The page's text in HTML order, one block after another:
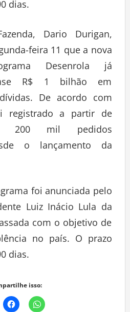
dias.
Dario Durigan,
feira 11 que a nova
Desenrola já
R$ 1 bilhão em
De acordo com
registrado a partir de
200 mil pedidos
o lançamento da
foi anunciada pelo
Luiz Inácio Lula da
com o objetivo de
no país. O prazo
dias.
isso: